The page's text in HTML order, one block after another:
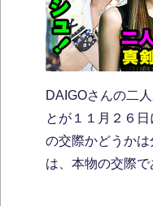
DAIGOさんの二
とが１１月２６
の交際かどうか
は、本物の交際で